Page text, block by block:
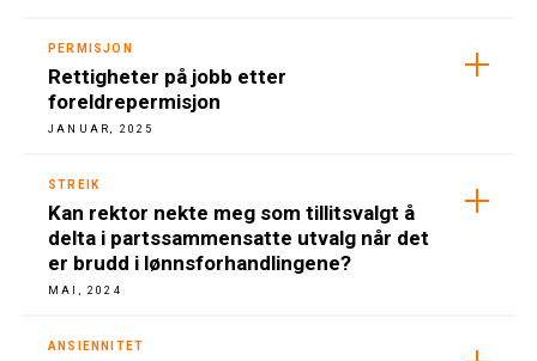
Advarsel
Fortrinnsrett
Opplæringslovens kapittel 9a
Vikar
Permittering
PERMISJON
Rettigheter på jobb etter
foreldrepermisjon
JANUAR, 2025
STREIK
Kan rektor nekte meg som tillitsvalgt å
delta i partssammensatte utvalg når det
er brudd i lønnsforhandlingene?
MAI, 2024
ANSIENNITET